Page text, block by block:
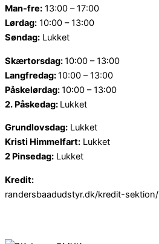
Man-fre: 13:00 – 17:00
Lørdag: 10:00 – 13:00
Søndag: Lukket
Skærtorsdag:10:00 – 13:00
Langfredag:10:00 – 13:00
Påskelørdag:10:00 – 13:00
2. Påskedag: Lukket
Grundlovsdag: Lukket
Kristi Himmelfart: Lukket
2 Pinsedag: Lukket
Kredit:
randersbaadudstyr.dk/kredit-sektion/